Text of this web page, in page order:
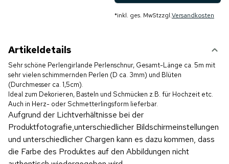
*inkl. ges. MwStzzgl.Versandkosten
Artikeldetails
Sehr schöne Perlengirlande Perlenschnur, Gesamt-Länge ca. 5m mit
sehr vielen schimmernden Perlen (D ca. 3mm) und Blüten
(Durchmesser ca. 1,5cm).
Ideal zum Dekorieren, Basteln und Schmücken z.B. für Hochzeit etc.
Auch in Herz- oder Schmetterlingsform lieferbar.
Aufgrund der Lichtverhältnisse bei der
Produktfotografie,unterschiedlicher Bildschirmeinstellungen
und unterschiedlicher Chargen kann es dazu kommen, dass
die Farbe des Produktes auf den Abbildungen nicht